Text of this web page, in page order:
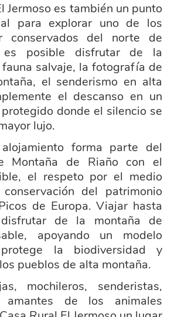
Jermoso es también un punto
para explorar uno de los
conservados del norte de
es posible disfrutar de la
salvaje, la fotografía de
el senderismo en alta
el descanso en un
donde el silencio se
lujo.
forma parte del
Montaña de Riaño con el
el respeto por el medio
del patrimonio
de Europa. Viajar hasta
de la montaña de
apoyando un modelo
la biodiversidad y
pueblos de alta montaña.
mochileros, senderistas,
amantes de los animales